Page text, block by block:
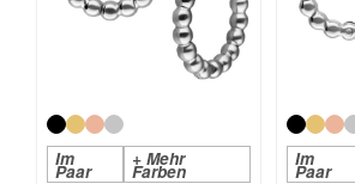
Im
Paar
+ Mehr
Farben
Im
Paar